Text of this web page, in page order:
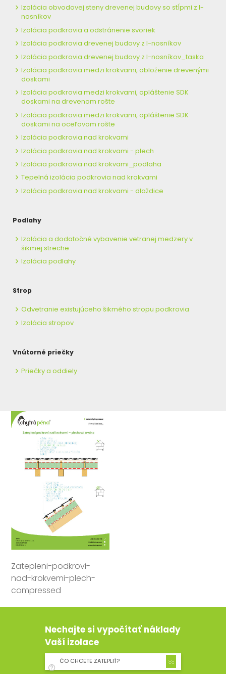
Izolácia obvodovej steny drevenej budovy so stĺpmi z I-
nosníkov
Izolácia podkrovia a odstránenie svoriek
Izolácia podkrovia drevenej budovy z I-nosníkov
Izolácia podkrovia drevenej budovy z I-nosníkov_taska
Izolácia podkrovia medzi krokvami, obloženie drevenými
doskami
Izolácia podkrovia medzi krokvami, opláštenie SDK
doskami na drevenom rošte
Izolácia podkrovia medzi krokvami, opláštenie SDK
doskami na oceľovom rošte
Izolácia podkrovia nad krokvami
Izolácia podkrovia nad krokvami - plech
Izolácia podkrovia nad krokvami_podlaha
Tepelná izolácia podkrovia nad krokvami
Izolácia podkrovia nad krokvami - dlaždice
Podlahy
Izolácia a dodatočné vybavenie vetranej medzery v
šikmej streche
Izolácia podlahy
Strop
Odvetranie existujúceho šikmého stropu podkrovia
Izolácia stropov
Vnútorné priečky
Priečky a oddiely
Zatepleni-podkrovi-
nad-krokvemi-plech-
compressed
Nechajte si vypočítať náklady
Vaší izolace
ČO CHCETE ZATEPLIŤ?